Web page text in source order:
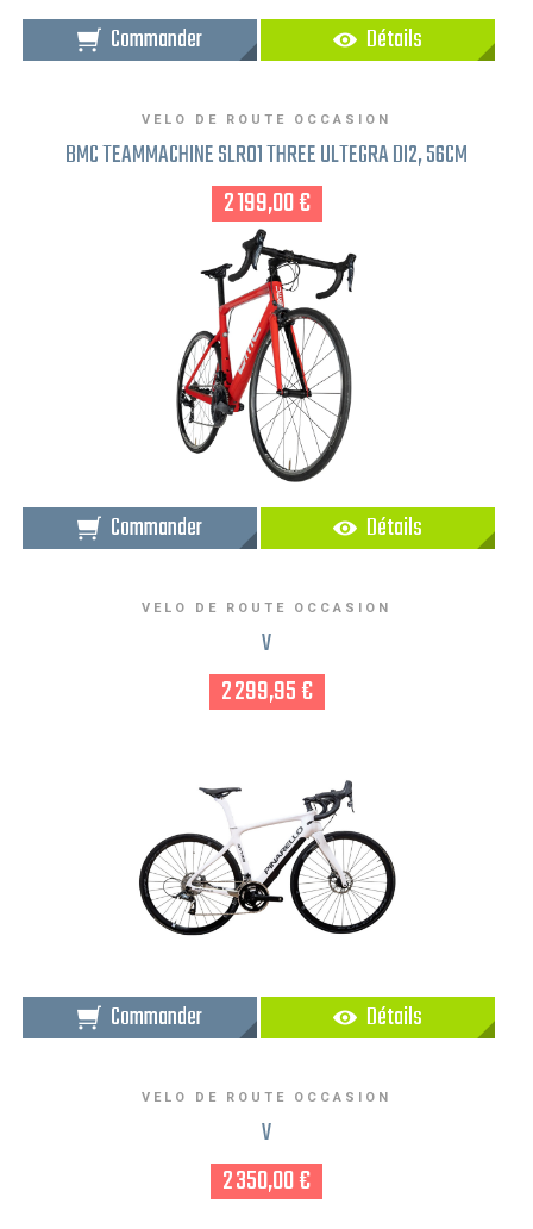
Commander Détails
VELO DE ROUTE OCCASION
BMC TEAMMACHINE SLR01 THREE ULTEGRA DI2, 56CM
2 199,00 €
Commander Détails
VELO DE ROUTE OCCASION
V
2 299,95 €
Commander Détails
VELO DE ROUTE OCCASION
V
2 350,00 €